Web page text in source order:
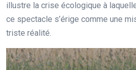
illustre la crise écologique à
ce spectacle s’érige comme une
triste réalité.